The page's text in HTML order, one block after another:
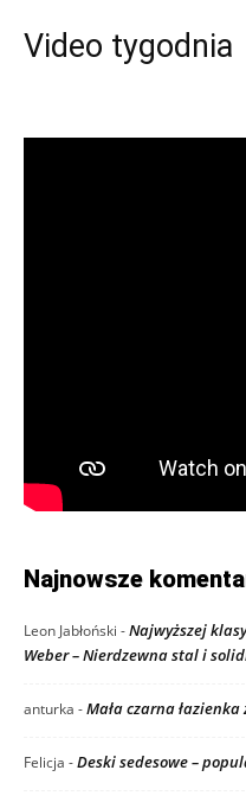
Video tygodnia
Najnowsze
Leon Jabłoński -Najwyższej
Weber – Nierdzewna stal i
anturka -Mała czarna
Felicja -Deski sedesowe –